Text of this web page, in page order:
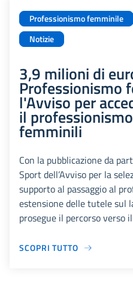
Professionismo femminile
Notizie
3,9 milioni di
Professionismo
l'Avviso per
il
femminili
Con la pubblicazione da
Sport dell’Avviso per la
supporto al passaggio al
estensione delle tutele sul
prosegue il percorso verso
SCOPRI TUTTO